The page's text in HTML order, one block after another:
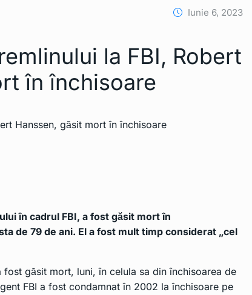
Iunie 6, 2023
la FBI, Robert
în închisoare
în cadrul FBI, a fost găsit mort în
de 79 de ani. El a fost mult timp considerat „cel
găsit mort, luni, în celula sa din închisoarea de
FBI a fost condamnat în 2002 la închisoare pe
Ianuarie 2, 2023
limita.
Ianuarie 2, 2023
11
vor avea…
INTERNATIONAL
2023
13
dolar-yen la 200…
INTERNATIONAL
Ianuarie 2,